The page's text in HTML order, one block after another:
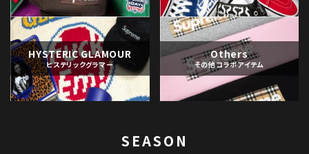
HYSTERIC GLAMOUR
ヒステリックグラマー
Others
その他コラボアイテム
SEASON